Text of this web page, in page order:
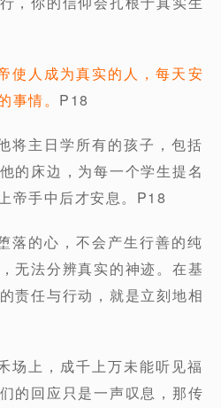
使人成为真实的人，每天安
事情。 P18
将主日学所有的孩子，包括
的床边，为每一个学生提名
帝手中后才安息。P18
落的心，不会产生行善的纯
无法分辨真实的神迹。在基
责任与行动，就是立刻地相
场上，成千上万未能听见福
的回应只是一声叹息，那传